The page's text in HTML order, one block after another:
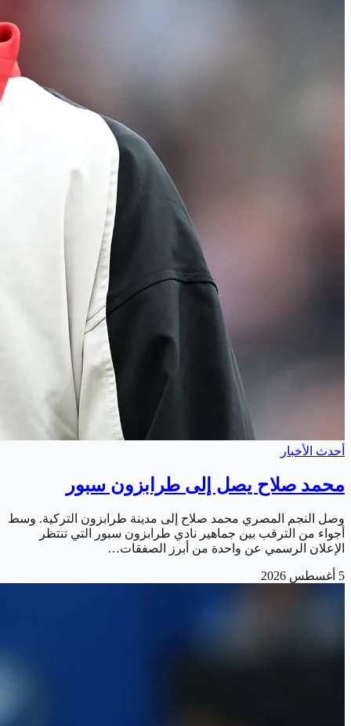
أحدث الأخبار
محمد صلاح يصل إلى طرابزون سبور
وصل النجم المصري محمد صلاح إلى مدينة طرابزون التركية. وسط
أجواء من الترقب بين جماهير نادي طرابزون سبور التي تنتظر
الإعلان الرسمي عن واحدة من أبرز الصفقات…
5 أغسطس 2026